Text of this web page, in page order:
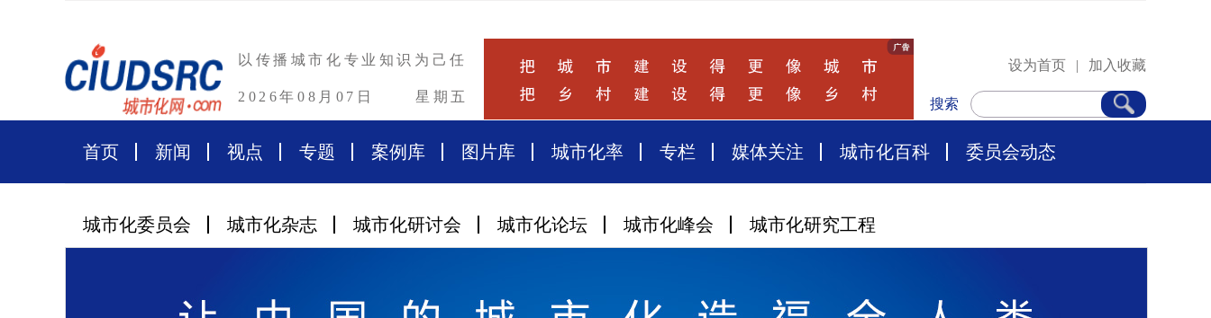
以传播城市化专业知识为己任
2026年08月07日 星期五
设为首页 | 加入收藏
搜索
首页 新闻 视点 专题 案例库 图片库 城市化率 专栏 媒体关注 城市化百科 委员会动态
城市化委员会 城市化杂志 城市化研讨会 城市化论坛 城市化峰会 城市化研究工程